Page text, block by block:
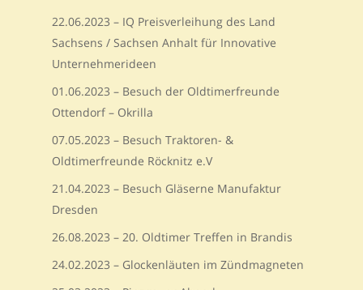
22.06.2023 – IQ Preisverleihung des Land
Sachsens / Sachsen Anhalt für Innovative
Unternehmerideen
01.06.2023 – Besuch der Oldtimerfreunde
Ottendorf – Okrilla
07.05.2023 – Besuch Traktoren- &
Oldtimerfreunde Röcknitz e.V
21.04.2023 – Besuch Gläserne Manufaktur
Dresden
26.08.2023 – 20. Oldtimer Treffen in Brandis
24.02.2023 – Glockenläuten im Zündmagneten